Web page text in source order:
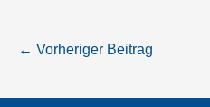
Beitragsnavigation
← Vorheriger Beitrag